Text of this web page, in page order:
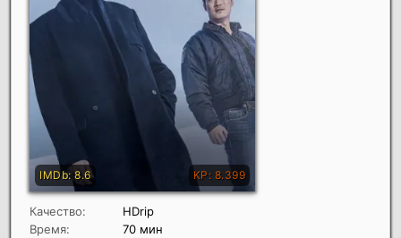
Качество:
HDrip
Время:
70 мин